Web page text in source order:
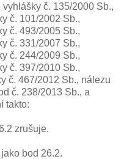
č. 135/2000 Sb.,
č. 101/2002 Sb.,
č. 493/2005 Sb.,
č. 331/2007 Sb.,
č. 244/2009 Sb.,
č. 397/2010 Sb.,
č. 467/2012 Sb., nálezu
č. 238/2013 Sb., a
takto:
zrušuje.
bod 26.2.